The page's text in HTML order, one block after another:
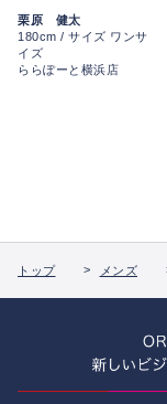
栗原 健太
180cm / サイズ ワンサ
イズ
ららぽーと横浜店
トップ メンズ